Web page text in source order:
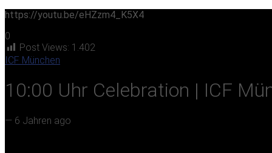
https://youtu.be/eHZzm4_K5X4
0
Post Views: 1.402
ICF München
10:00 Uhr Celebration | ICF
— 6 Jahren ago